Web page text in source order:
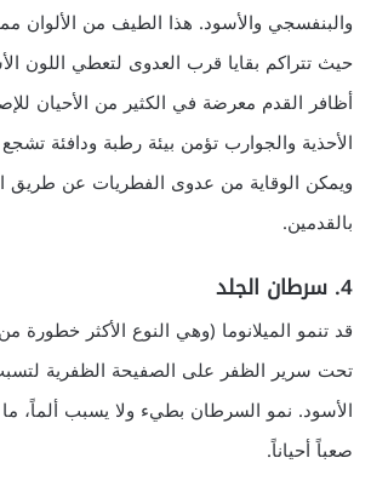
والبنفسجي والأسود. هذا الطيف من الألوان
حيث تتراكم بقايا قرب العدوى لتعطي اللون
أظافر القدم معرضة في الكثير من الأحيان
الأحذية والجوارب تؤمن بيئة رطبة ودافئة
ويمكن الوقاية من عدوى الفطريات عن طريق
بالقدمين.
4. سرطان الجلد
قد تنمو الميلانوما (وهي النوع الأكثر خطورة
تحت سرير الظفر على الصفيحة الظفرية
الأسود. نمو السرطان بطيء ولا يسبب ألماً،
صعباً أحياناً.